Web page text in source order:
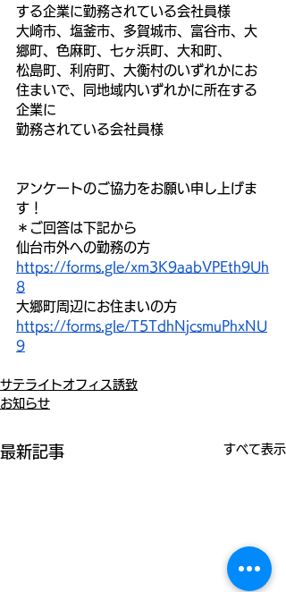
する企業に勤務されている会社員様
大崎市、塩釜市、多賀城市、富谷市、大
郷町、色麻町、七ヶ浜町、大和町、
松島町、利府町、大衡村のいずれかにお
住まいで、同地域内いずれかに所在する
企業に
勤務されている会社員様
アンケートのご協力をお願い申し上げま
す！
＊ご回答は下記から
仙台市外への勤務の方
https://forms.gle/xm3K9aabVPEth9Uh
8
大郷町周辺にお住まいの方
https://forms.gle/T5TdhNjcsmuPhxNU
9
サテライトオフィス誘致
お知らせ
最新記事 すべて表示